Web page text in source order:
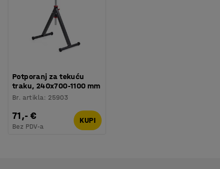
Potporanj za tekuću
traku, 240x700-1100 mm
Br. artikla: 25903
71,- €
Bez PDV-a
KUPI